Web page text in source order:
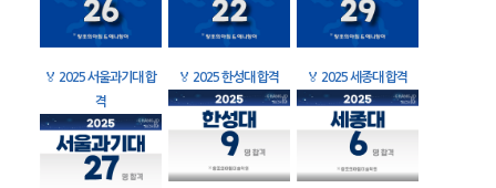
🏅 2025 서울과기대 합
격
🏅 2025 한성대 합격 🏅 2025 세종대 합격